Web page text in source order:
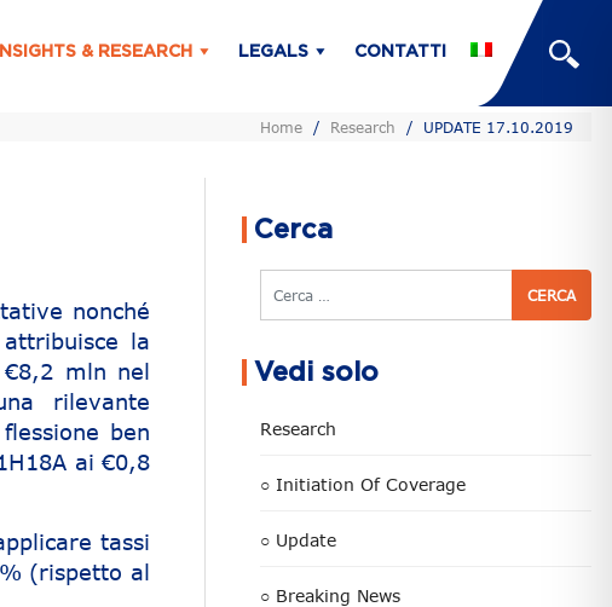
INSIGHTS & RESEARCH LEGALS CONTATTI
Home / Research / UPDATE 17.10.2019
nonché
la
mln nel
rilevante
ben
ai €0,8
tassi
(rispetto al
Cerca
Cerca
Vedi solo
Research
○ Initiation Of Coverage
○ Update
○ Breaking News